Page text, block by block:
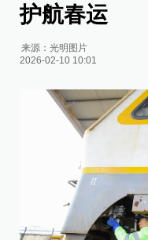
护航春运
来源：光明图片
2026-02-10 10:01